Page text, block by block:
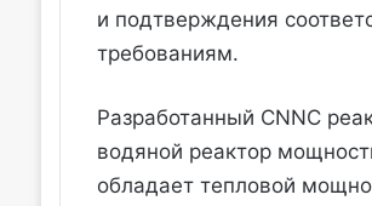
и подтверждения
требованиям.
Разработанный CNNC
водяной реактор
обладает тепловой